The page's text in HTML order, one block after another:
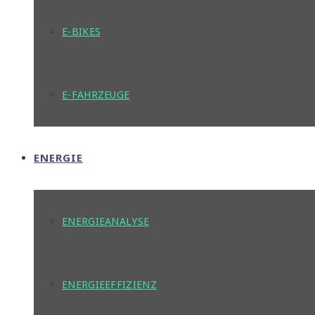
E-BIKES
E-FAHRZEUGE
ENERGIE
ENERGIEANALYSE
ENERGIEEFFIZIENZ